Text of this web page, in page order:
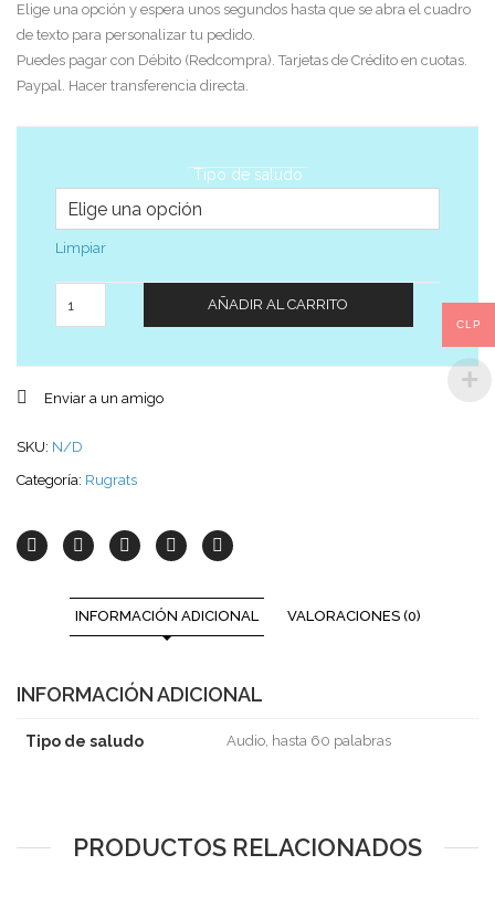
Elige una opción y espera unos segundos hasta que se abra el cuadro
de texto para personalizar tu pedido.
Puedes pagar con Débito (Redcompra). Tarjetas de Crédito en cuotas.
Paypal. Hacer transferencia directa.
Tipo de saludo
Limpiar
AÑADIR AL CARRITO
Enviar a un amigo
SKU: N/D
Categoría: Rugrats
INFORMACIÓN ADICIONAL VALORACIONES (0)
INFORMACIÓN ADICIONAL
Tipo de saludo Audio, hasta 60 palabras
PRODUCTOS RELACIONADOS
CLP